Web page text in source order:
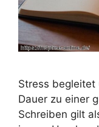
Stress
Dauer zu einer
Schreiben gilt